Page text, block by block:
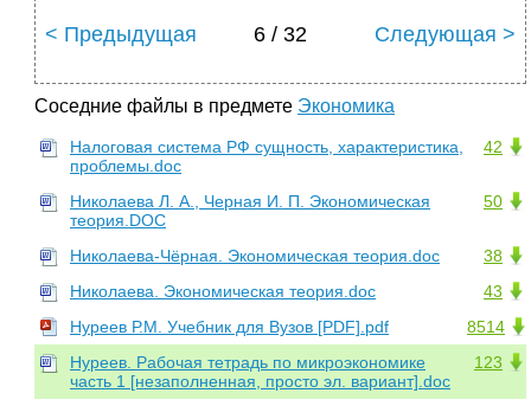
< Предыдущая 6 / 32 Следующая >
Соседние файлы в предмете Экономика
42
Налоговая система РФ сущность, характеристика,
проблемы.doc
50
Николаева Л. А., Черная И. П. Экономическая
теория.DOC
38
Николаева-Чёрная. Экономическая теория.doc
43
Николаева. Экономическая теория.doc
8514
Нуреев Р.М. Учебник для Вузов [PDF].pdf
123
Нуреев. Рабочая тетрадь по микроэкономике
часть 1 [незаполненная, просто эл. вариант].doc